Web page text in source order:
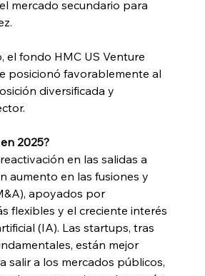
mercado secundario para
el fondo HMC US Venture
posicionó favorablemente al
diversificada y
2025?
en las salidas a
aumento en las fusiones y
apoyados por
flexibles y el creciente interés
(IA). Las startups, tras
están mejor
salir a los mercados públicos,